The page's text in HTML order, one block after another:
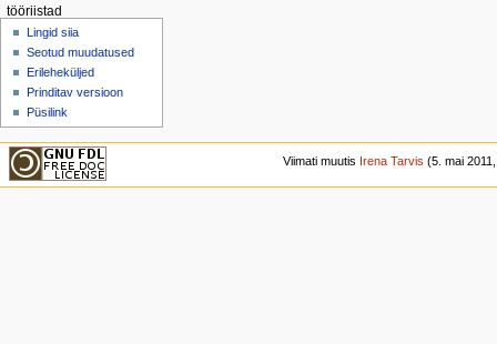
tööriistad
Lingid siia
Seotud muudatused
Erileheküljed
Prinditav versioon
Püsilink
Viimati muutis Irena Tarvis (5. mai